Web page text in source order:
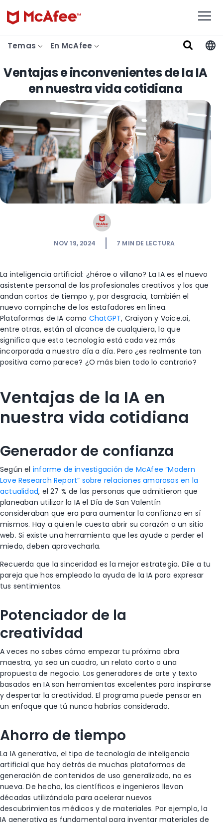
Temas En McAfee
Ventajas e inconvenientes de la IA
en nuestra vida cotidiana
NOV 19, 2024 7 MIN DE LECTURA
La inteligencia artificial: ¿héroe o villano? La IA es el nuevo
asistente personal de los profesionales creativos y los que
andan cortos de tiempo y, por desgracia, también el
nuevo compinche de los estafadores en línea.
Plataformas de IA como ChatGPT, Craiyon y Voice.ai,
entre otras, están al alcance de cualquiera, lo que
significa que esta tecnología está cada vez más
incorporada a nuestro día a día. Pero ¿es realmente tan
positiva como parece? ¿O más bien todo lo contrario?
Ventajas de la IA en
nuestra vida cotidiana
Generador de confianza
Según el informe de investigación de McAfee “Modern
Love Research Report” sobre relaciones amorosas en la
actualidad, el 27 % de las personas que admitieron que
planeaban utilizar la IA el Día de San Valentín
consideraban que era para aumentar la confianza en sí
mismos. Hay a quien le cuesta abrir su corazón a un sitio
web. Si existe una herramienta que les ayude a perder el
miedo, deben aprovecharla.
Recuerda que la sinceridad es la mejor estrategia. Dile a tu
pareja que has empleado la ayuda de la IA para expresar
tus sentimientos.
Potenciador de la
creatividad
A veces no sabes cómo empezar tu próxima obra
maestra, ya sea un cuadro, un relato corto o una
propuesta de negocio. Los generadores de arte y texto
basados en IA son herramientas excelentes para inspirarse
y despertar la creatividad. El programa puede pensar en
un enfoque que tú nunca habrías considerado.
Ahorro de tiempo
La IA generativa, el tipo de tecnología de inteligencia
artificial que hay detrás de muchas plataformas de
generación de contenidos de uso generalizado, no es
nueva. De hecho, los científicos e ingenieros llevan
décadas utilizándola para acelerar nuevos
descubrimientos médicos y de materiales. Por ejemplo, la
IA generativa es fundamental para inventar materiales de